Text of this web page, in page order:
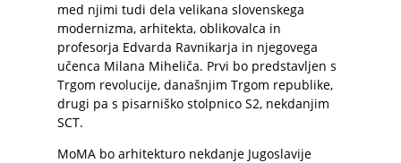
med njimi tudi dela velikana slovenskega
modernizma, arhitekta, oblikovalca in
profesorja Edvarda Ravnikarja in njegovega
učenca Milana Miheliča. Prvi bo predstavljen s
Trgom revolucije, današnjim Trgom republike,
drugi pa s pisarniško stolpnico S2, nekdanjim
SCT.
MoMA bo arhitekturo nekdanje Jugoslavije